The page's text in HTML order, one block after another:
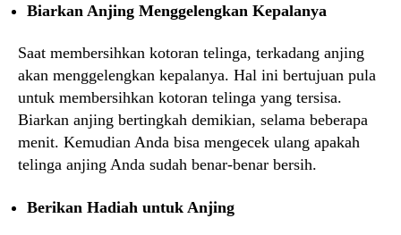
Biarkan Anjing Menggelengkan Kepalanya
Saat membersihkan kotoran telinga, terkadang anjing
akan menggelengkan kepalanya. Hal ini bertujuan pula
untuk membersihkan kotoran telinga yang tersisa.
Biarkan anjing bertingkah demikian, selama beberapa
menit. Kemudian Anda bisa mengecek ulang apakah
telinga anjing Anda sudah benar-benar bersih.
Berikan Hadiah untuk Anjing